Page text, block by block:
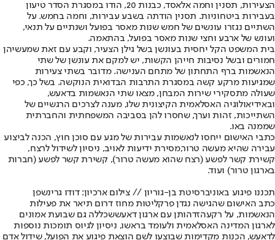
הצעירות, תסנין וחמה אלאסד, כבנות 20, הודו במסגרת הסדר טיעון
בעבירות ביטחוניות. תסנין הודתה בשבע עבירות, וחמה בחמש. על
השתיים נגזרו עונשים של חמש שנות מאסר בפועל ושנתיים על תנאי,
ועונש של ארבע וחצי שנות מאסר בפועל, בהתאמה.
בית המשפט הקל יחסית בעונשן בשל גילן הצעיר, וקבע עם זאת שמעשיהן
חמורים ובשל נסיבות חייהן הקשות, יש למקם את עונשן של שתי
הנאשמות ברף התחתון של מתחם הענישה. מדובר בשתי צעירות
שמגיעות מרקע קשה במסגרת התרבות הבדואית הנוקשה. בשל כך, כפי
שעולה מתסקירי שירות המבחן, מצאו שתי הנאשמות בדאעש,
ובאידיאולוגיה האסלאמית הקיצונית שלו, מענה לצרכים הרגשיים של
השתייכות, זהות וערך, שחסרו להן בסביבה המשפחתית והחברתית
שממנה באו.
כתבי האישום ייחסו לנאשמות עבירות של מגע עם סוכן חוץ, הכנה לביצוע
עבירה שהיא מעשה טרור,מסירת ידיעות לאויב, ניסיון לשידול לרצח,
קשירת קשר לפשע (רצח שהוא מעשה טרור), קשירת קשר לפשע (חברות
בארגון טרור) ועוד.
תכננו פיגוע באוניברסיטת בן-גוריון // צילום ארכיון: דודו גרינשפן
כתב האישום שהגישה נגדן פרקליטות מחוז דרום תיאר את פעילות
הנאשמות, על רקעהזדהותן עם ארגון דאעששכללה גם שבועת אמונים
לארגון המדינה האסלאמית ולעומד בראשו, ניסיון לגיוס תומכות נוספות
לדאעש, הכנות מקדימות שבוצעו לשם הוצאת פיגוע את הפועל, שידול אדם